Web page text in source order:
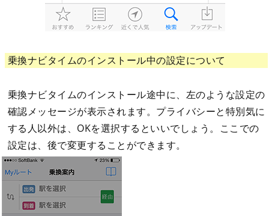
乗換ナビタイムのインストール中の設定について
乗換ナビタイムのインストール途中に、左のような設定の
確認メッセージが表示されます。プライバシーと特別気に
する人以外は、OKを選択するといいでしょう。ここでの
設定は、後で変更することができます。